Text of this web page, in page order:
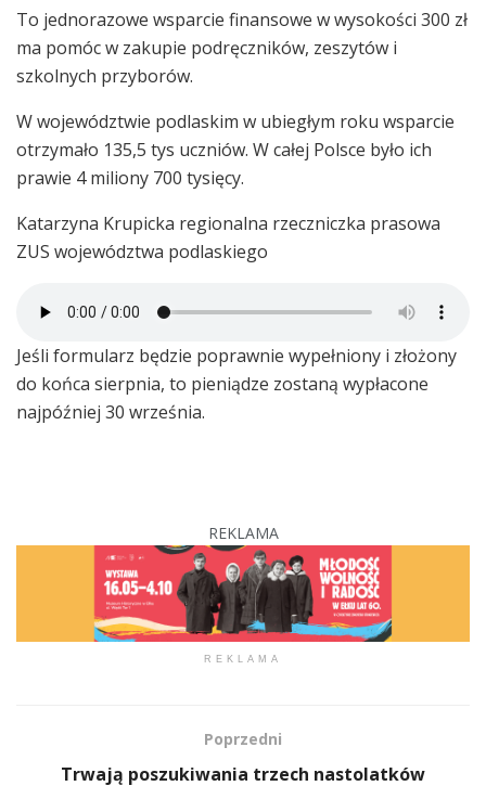
To jednorazowe wsparcie finansowe w wysokości 300 zł
ma pomóc w zakupie podręczników, zeszytów i
szkolnych przyborów.
W województwie podlaskim w ubiegłym roku wsparcie
otrzymało 135,5 tys uczniów. W całej Polsce było ich
prawie 4 miliony 700 tysięcy.
Katarzyna Krupicka regionalna rzeczniczka prasowa
ZUS województwa podlaskiego
Jeśli formularz będzie poprawnie wypełniony i złożony
do końca sierpnia, to pieniądze zostaną wypłacone
najpóźniej 30 września.
REKLAMA
REKLAMA
Poprzedni
Trwają poszukiwania trzech nastolatków